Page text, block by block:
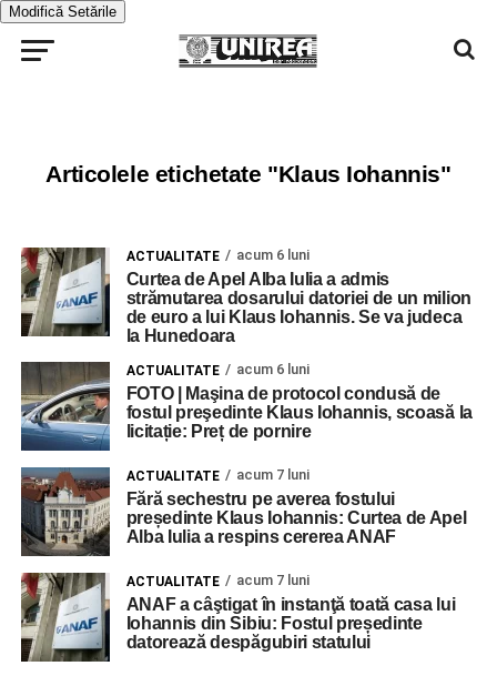
Modifică Setările
Articolele etichetate "Klaus Iohannis"
ACTUALITATE acum 6 luni
Curtea de Apel Alba Iulia a admis
strămutarea dosarului datoriei de un milion
de euro a lui Klaus Iohannis. Se va judeca
la Hunedoara
ACTUALITATE acum 6 luni
FOTO | Maşina de protocol condusă de
fostul preşedinte Klaus Iohannis, scoasă la
licitație: Preț de pornire
ACTUALITATE acum 7 luni
Fără sechestru pe averea fostului
președinte Klaus Iohannis: Curtea de Apel
Alba Iulia a respins cererea ANAF
ACTUALITATE acum 7 luni
ANAF a câştigat în instanţă toată casa lui
Iohannis din Sibiu: Fostul președinte
datorează despăgubiri statului